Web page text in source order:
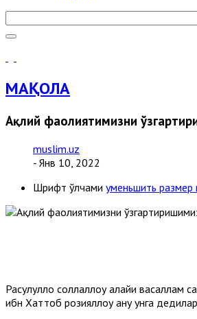
МАҚОЛА
Ақлий фаолиятимизни
muslim.uz
- Янв 10, 2022
Шрифт ўлчами уменьшить
Расулуллоҳ соллаллоҳу алайҳи
ибн Хаттоб розияллоҳу анҳу унга